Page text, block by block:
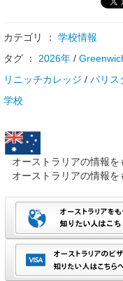
カテゴリ ： 学校情報
タグ ： 2026年 /
リニッチカレッジ / バリス
学校
オーストラリアの情報を
オーストラリアの情報を